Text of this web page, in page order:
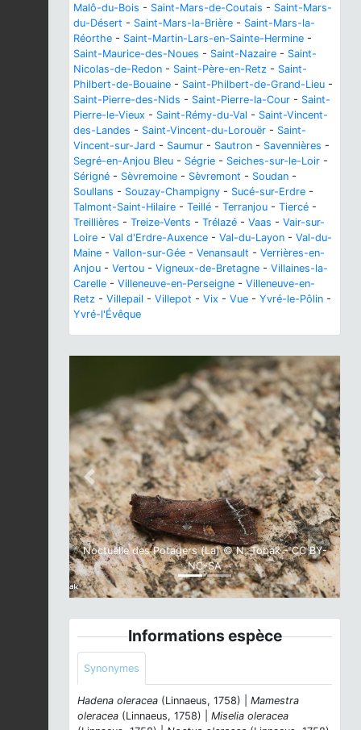
Malô-du-Bois - Saint-Mars-de-Coutais - Saint-Mars-
du-Désert - Saint-Mars-la-Brière - Saint-Mars-la-
Réorthe - Saint-Martin-Lars-en-Sainte-Hermine -
Saint-Maurice-des-Noues - Saint-Nazaire - Saint-
Nicolas-de-Redon - Saint-Père-en-Retz - Saint-
Philbert-de-Bouaine - Saint-Philbert-de-Grand-Lieu -
Saint-Pierre-des-Nids - Saint-Pierre-la-Cour - Saint-
Pierre-le-Vieux - Saint-Rémy-du-Val - Saint-Vincent-
des-Landes - Saint-Vincent-du-Lorouër - Saint-
Vincent-sur-Jard - Saumur - Sautron - Savennières -
Segré-en-Anjou Bleu - Ségrie - Seiches-sur-le-Loir -
Sérigné - Sèvremoine - Sèvremont - Soudan -
Soullans - Souzay-Champigny - Sucé-sur-Erdre -
Talmont-Saint-Hilaire - Teillé - Terranjou - Tiercé -
Treillières - Treize-Vents - Trélazé - Vaas - Vair-sur-
Loire - Val d'Erdre-Auxence - Val-du-Layon - Val-du-
Maine - Vallon-sur-Gée - Venansault - Verrières-en-
Anjou - Vertou - Vigneux-de-Bretagne - Villaines-la-
Carelle - Villeneuve-en-Perseigne - Villeneuve-en-
Retz - Villepail - Villepot - Vix - Vue - Yvré-le-Pôlin -
Yvré-l'Évêque
Noctuelle des Potagers (La) © N. Tobak - CC BY-
NC-SA
Previous Next
Informations espèce
Synonymes
Hadena oleracea (Linnaeus, 1758) | Mamestra
oleracea (Linnaeus, 1758) | Miselia oleracea